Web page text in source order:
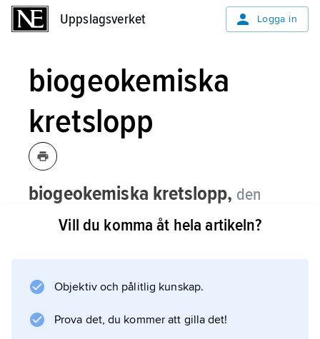
Uppslagsverket Logga in
biogeokemiska
kretslopp
biogeokemiska kretslopp, den
globala omsättningen av grundämnena
i naturen, deras tillstånd och
hydrosfär, pedosfär och litosfär.
Flödet genom och omvandlingar inom
kretsloppen sker i ett samspel av biologiska,
Vill du komma åt hela artikeln?
Objektiv och pålitlig kunskap.
Prova det, du kommer att gilla det!